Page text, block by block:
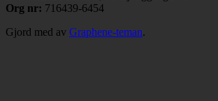
Org nr: 716439-6454
Gjord med av Graphene-teman.